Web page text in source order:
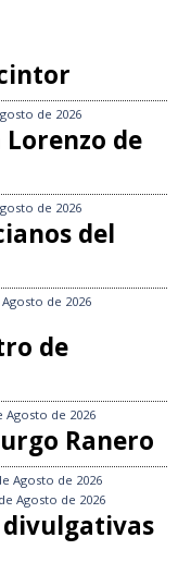
de 2026
de
de 2026
del
de 2026
de
Agosto de 2026
Ranero
Agosto de 2026
Agosto de 2026